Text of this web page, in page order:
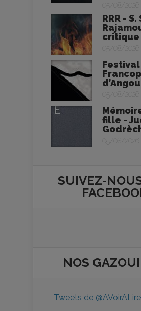
05/08/2026
RRR - S.
critique
05/08/2026
05/08/2026
fille -
05/08/2026
SUIVEZ-
NOS
Tweets de @AVoirALire